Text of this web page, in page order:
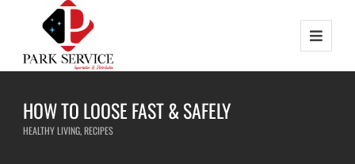
HOW TO LOOSE FAST & SAFELY
HEALTHY LIVING,RECIPES